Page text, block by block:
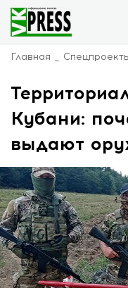
Главная
Кубани:
выдают